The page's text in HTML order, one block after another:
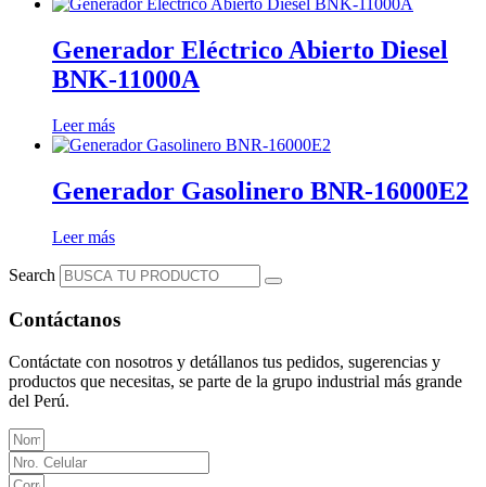
Generador Eléctrico Abierto Diesel
BNK-11000A
Leer más
Generador Gasolinero BNR-16000E2
Leer más
Search
Contáctanos
Contáctate con nosotros y detállanos tus pedidos, sugerencias y
productos que necesitas, se parte de la grupo industrial más grande
del Perú.